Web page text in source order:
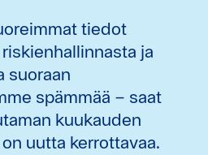
tiedot
ja
suoraan
spämmää – saat
kuukauden
uutta kerrottavaa.